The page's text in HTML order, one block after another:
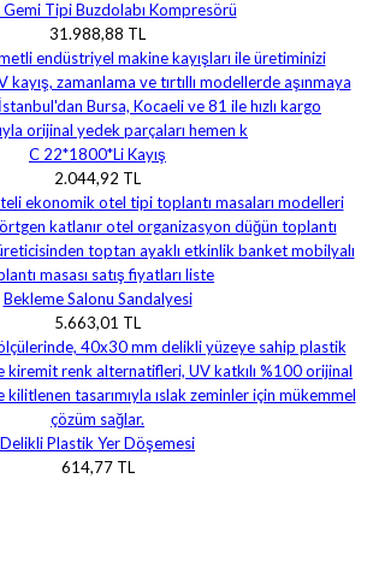
Gemi Tipi Buzdolabı Kompresörü
31.988,88 TL
C 22*1800*Li Kayış
2.044,92 TL
Bekleme Salonu Sandalyesi
5.663,01 TL
Delikli Plastik Yer Döşemesi
614,77 TL